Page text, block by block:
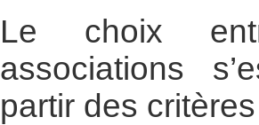
Le choix
associations
partir des